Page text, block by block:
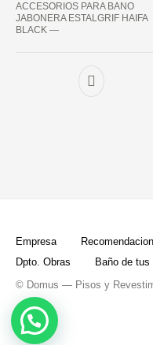
ACCESORIOS PARA BANO
JABONERA ESTALGRIF HAIFA
BLACK —
Empresa
Dpto. Obras
Baño de tus
© Domus — Pisos y